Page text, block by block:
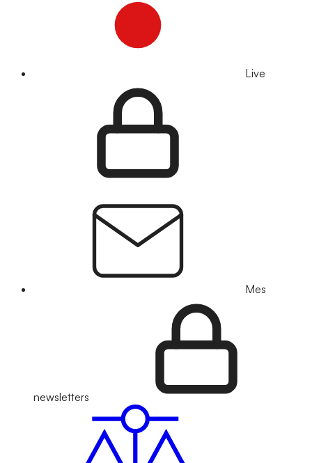
Live
Mes
newsletters